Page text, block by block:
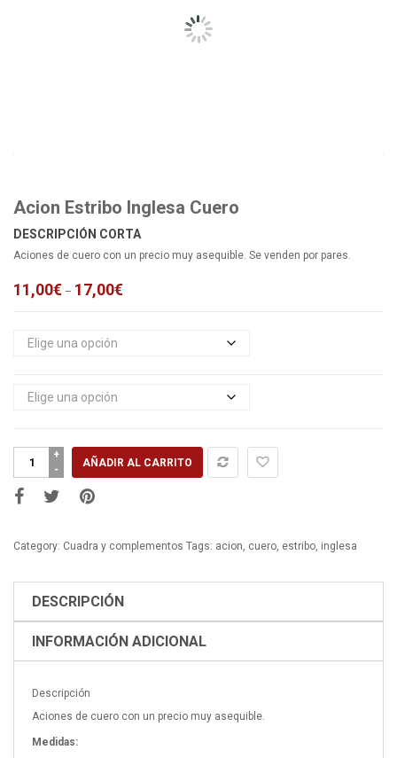
Acion Estribo Inglesa Cuero
DESCRIPCIÓN CORTA
Aciones de cuero con un precio muy asequible. Se venden por pares.
11,00€ – 17,00€
Inglesa
Cuero
AÑADIR AL CARRITO
Category: Cuadra y complementos Tags: acion, cuero, estribo, inglesa
DESCRIPCIÓN
INFORMACIÓN ADICIONAL
Descripción
Aciones de cuero con un precio muy asequible.
Medidas: